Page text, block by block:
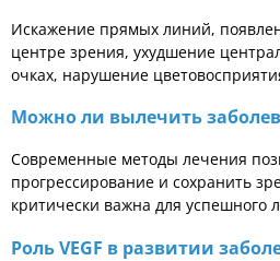
Искажение прямых линий,
центре зрения, ухудшение
очках, нарушение
Можно ли вылечить
Современные методы лечения
прогрессирование и сохранить
критически важна для успешного
Роль VEGF в развитии